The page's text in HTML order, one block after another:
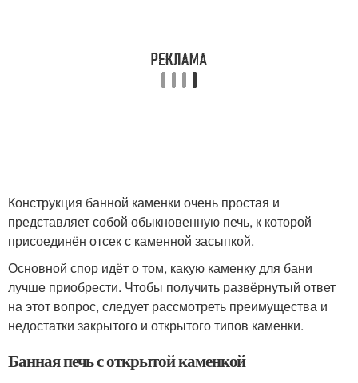
Конструкция банной каменки очень простая и
представляет собой обыкновенную печь, к которой
присоединён отсек с каменной засыпкой.
Основной спор идёт о том, какую каменку для бани
лучше приобрести. Чтобы получить развёрнутый ответ
на этот вопрос, следует рассмотреть преимущества и
недостатки закрытого и открытого типов каменки.
Банная печь с открытой каменкой